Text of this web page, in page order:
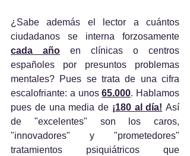
¿Sabe además el lector a cuántos
cada año en clínicas o centros
españoles por presuntos problemas
mentales? Pues se trata de una cifra
escalofriante: a unos 65.000. Hablamos
pues de una media de ¡180 al día! Así
de "excelentes" son los caros,
"innovadores" y "prometedores"
tratamientos psiquiátricos que